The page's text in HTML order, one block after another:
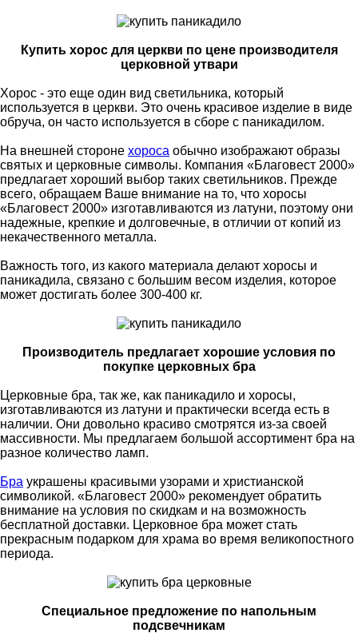
Купить хорос для церкви по цене производителя
церковной утвари
Хорос - это еще один вид светильника, который
используется в церкви. Это очень красивое изделие в виде
обруча, он часто используется в сборе с паникадилом.
На внешней стороне хороса обычно изображают образы
святых и церковные символы. Компания «Благовест 2000»
предлагает хороший выбор таких светильников. Прежде
всего, обращаем Ваше внимание на то, что хоросы
«Благовест 2000» изготавливаются из латуни, поэтому они
надежные, крепкие и долговечные, в отличии от копий из
некачественного металла.
Важность того, из какого материала делают хоросы и
паникадила, связано с большим весом изделия, которое
может достигать более 300-400 кг.
Производитель предлагает хорошие условия по
покупке церковных бра
Церковные бра, так же, как паникадило и хоросы,
изготавливаются из латуни и практически всегда есть в
наличии. Они довольно красиво смотрятся из-за своей
массивности. Мы предлагаем большой ассортимент бра на
разное количество ламп.
Бра украшены красивыми узорами и христианской
символикой. «Благовест 2000» рекомендует обратить
внимание на условия по скидкам и на возможность
бесплатной доставки. Церковное бра может стать
прекрасным подарком для храма во время великопостного
периода.
Специальное предложение по напольным
подсвечникам